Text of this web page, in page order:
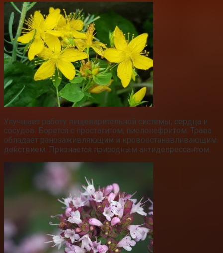
Улучшает работу пищеварительной системы, сердца и
сосудов. Борется с простатитом, пиелонефритом. Трава
обладает ранозаживляющим и кровоостанавливающим
действием. Признается природным антидепрессантом.